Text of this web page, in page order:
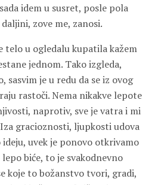
idem u susret, posle pola
zove me, zanosi.
telo u ogledalu kupatila kažem
jednom. Tako izgleda,
sasvim je u redu da se iz ovog
rastoči. Nema nikakve lepote
naprotiv, sve je vatra i mi
gracioznosti, ljupkosti udova
uvek je ponovo otkrivamo
biće, to je svakodnevno
koje to božanstvo tvori, gradi,